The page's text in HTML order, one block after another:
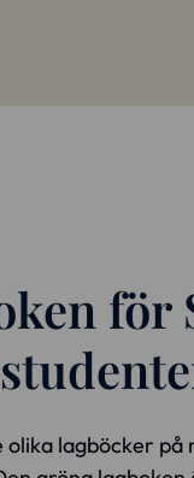
för
lagböcker på